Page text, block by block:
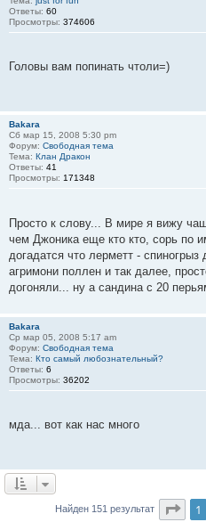
Ответы: 60
Просмотры: 374606
Головы вам попинать чтоли=)
Bakara
Сб мар 15, 2008 5:30 pm
Форум: Свободная тема
Тема: Клан Дракон
Ответы: 41
Просмотры: 171348
Просто к слову... В мире я вижу
чем Джоника еще кто кто, сорь по
догадатся что лерметт -
агримони поллен и так далее,
догоняли... ну а сандина с 20
Bakara
Ср мар 05, 2008 5:17 am
Форум: Свободная тема
Тема: Кто самый любознательный?
Ответы: 6
Просмотры: 36202
мда... вот как нас много
Найден 151 результат 1